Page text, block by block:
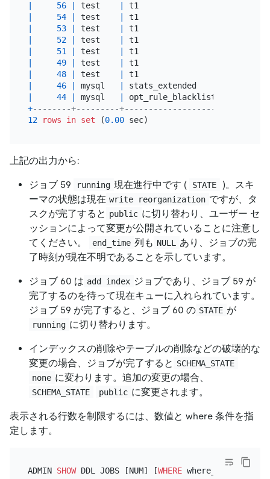
56 test t1
54 test t1
53 test t1
52 test t1
51 test t1
49 test t1
48 test t1
46 mysql stats_extended
44 mysql opt_rule_blacklist
+--------+---------+--------------------
12
rows in set (0.00
上記の出力から:
ジョブ 59 running 現在進行中です ( STATE
)。スキ
ーマの状態は現在 write reorganization ですが、タ
スクが完了すると public に切り替わり、ユーザー セ
ッションによって変更が公開されていることに注意し
てください。
end_time 列も NULL
あり、ジョブの完
了時刻が現在不明であることを示しています。
ジョブ 60 は add index ジョブであり、ジョブ 59 が
完了するのを待って現在キューに入れられています。
ジョブ 59 が完了すると、ジョブ 60 の STATE が
running に切り替わります。
インデックスの削除やテーブルの削除などの破壊的な
変更の場合、ジョブが完了すると SCHEMA_STATE
none に変わります。追加の変更の場合、
SCHEMA_STATE public に変更されます。
表示される行数を制限するには、数値と where 条件を指
定します。
ADMIN SHOW DDL JOBS [NUM] [WHERE